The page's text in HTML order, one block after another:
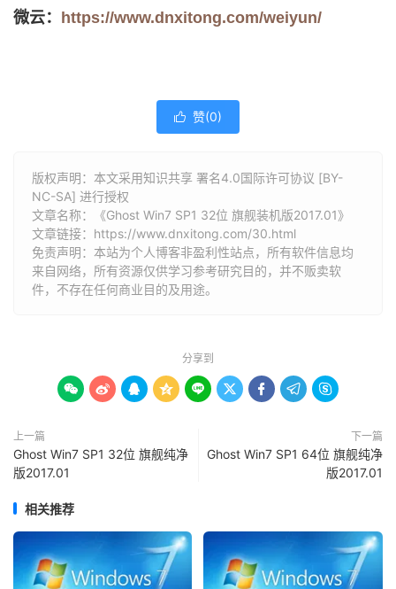
微云： https://www.dnxitong.com/weiyun/
 赞(0)
版权声明：本文采用知识共享 署名4.0国际许可协议 [BY-
NC-SA] 进行授权
文章名称：《Ghost Win7 SP1 32位 旗舰装机版2017.01》
文章链接： https://www.dnxitong.com/30.html
免责声明：本站为个人博客非盈利性站点，所有软件信息均
来自网络，所有资源仅供学习参考研究目的，并不贩卖软
件，不存在任何商业目的及用途。
分享到
        
上一篇
Ghost Win7 SP1 32位 旗舰纯净
版2017.01
下一篇
Ghost Win7 SP1 64位 旗舰纯净
版2017.01
相关推荐